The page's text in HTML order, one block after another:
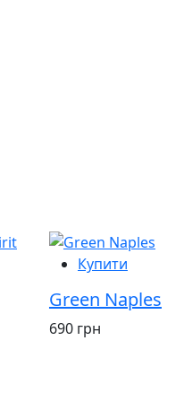
Купити
Green Naples
690 грн